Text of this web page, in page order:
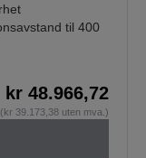
til 400
kr 48.966,72
39.173,38 uten mva.)